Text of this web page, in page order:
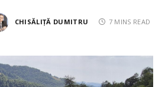
CHISĂLIȚĂ DUMITRU 7 MINS READ